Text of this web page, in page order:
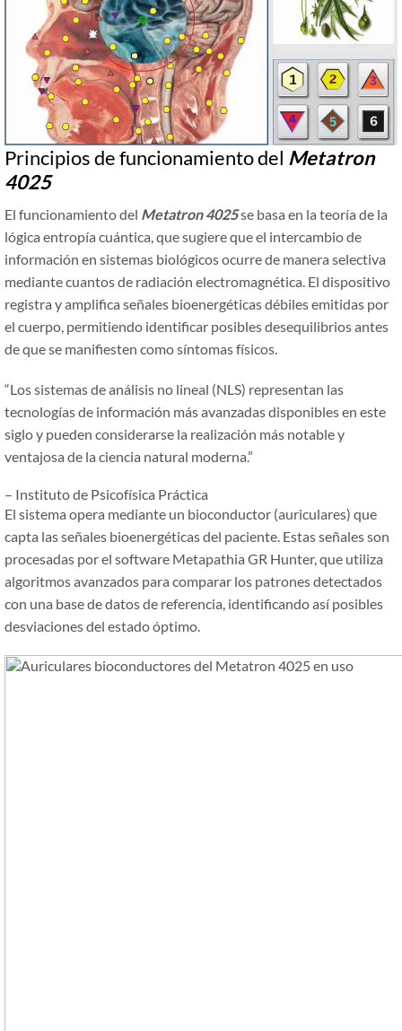
Principios de funcionamiento del Metatron
4025
El funcionamiento del Metatron 4025se basa en la teoría de la
lógica entropía cuántica, que sugiere que el intercambio de
información en sistemas biológicos ocurre de manera selectiva
mediante cuantos de radiación electromagnética. El dispositivo
registra y amplifica señales bioenergéticas débiles emitidas por
el cuerpo, permitiendo identificar posibles desequilibrios antes
de que se manifiesten como síntomas físicos.
“Los sistemas de análisis no lineal (NLS) representan las
tecnologías de información más avanzadas disponibles en este
siglo y pueden considerarse la realización más notable y
ventajosa de la ciencia natural moderna.”
– Instituto de Psicofísica Práctica
El sistema opera mediante un bioconductor (auriculares) que
capta las señales bioenergéticas del paciente. Estas señales son
procesadas por el software Metapathia GR Hunter, que utiliza
algoritmos avanzados para comparar los patrones detectados
con una base de datos de referencia, identificando así posibles
desviaciones del estado óptimo.